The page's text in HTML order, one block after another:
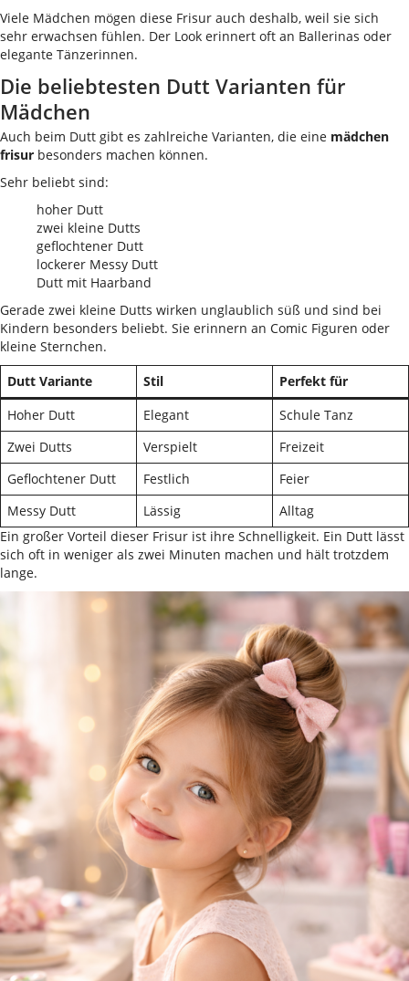
Viele Mädchen mögen diese Frisur auch deshalb, weil sie sich
sehr erwachsen fühlen. Der Look erinnert oft an Ballerinas oder
elegante Tänzerinnen.
Die beliebtesten Dutt Varianten für
Mädchen
Auch beim Dutt gibt es zahlreiche Varianten, die eine mädchen
frisur besonders machen können.
Sehr beliebt sind:
hoher Dutt
zwei kleine Dutts
geflochtener Dutt
lockerer Messy Dutt
Dutt mit Haarband
Gerade zwei kleine Dutts wirken unglaublich süß und sind bei
Kindern besonders beliebt. Sie erinnern an Comic Figuren oder
kleine Sternchen.
Dutt Variante
Stil
Perfekt für
Hoher Dutt
Elegant
Schule Tanz
Zwei Dutts
Verspielt
Freizeit
Geflochtener Dutt
Festlich
Feier
Messy Dutt
Lässig
Alltag
Ein großer Vorteil dieser Frisur ist ihre Schnelligkeit. Ein Dutt lässt
sich oft in weniger als zwei Minuten machen und hält trotzdem
lange.